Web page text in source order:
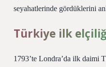
seyahatlerinde gördüklerini
Türkiye ilk
1793’te Londra’da ilk daimi